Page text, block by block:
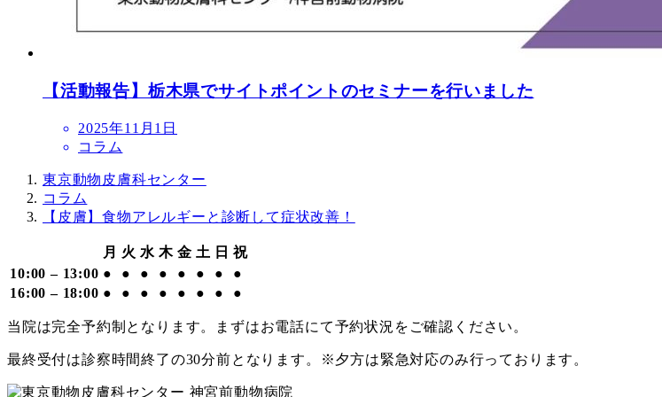
【活動報告】栃木県でサイトポイントのセミナーを行いました
投
稿
2025年11月1日
コラム
東京動物皮膚科センター
コラム
【皮膚】食物アレルギーと診断して症状改善！
月 火 水 木 金 土 日 祝
10:00 – 13:00 ● ● ● ● ● ● ●
●
16:00 – 18:00 ● ● ● ● ● ● ● ●
当院は完全予約制となります。まずはお電話にて予約状況をご確認ください。
最終受付は診察時間終了の30分前となります。※夕方は緊急対応のみ行っております。